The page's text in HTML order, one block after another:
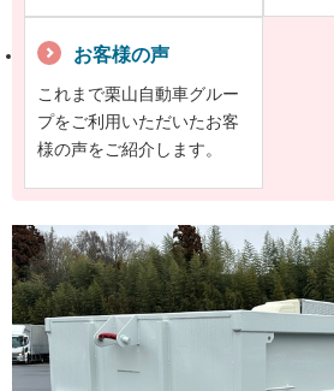
お客様の声
これまで栗山自動車グルー
プをご利用いただいたお客
様の声をご紹介します。